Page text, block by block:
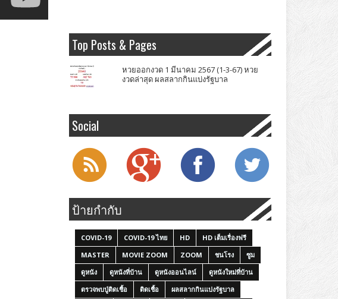
Top Posts & Pages
หวยออกงวด 1 มีนาคม 2567 (1-3-67) หวย
งวดล่าสุด ผลสลากกินแบ่งรัฐบาล
Social
ป้ายกำกับ
COVID-19 COVID-19 ไทย HD
HD เต็มเรื่องฟรี
MASTER
MOVIE ZOOM ZOOM ชนโรง
ซูม
ดูหนัง
ดูหนังที่บ้าน ดูหนังออนไลน์
ดูหนังใหม่ที่บ้าน
ตรวจพบปู่ติดเชื้อ
ติดเชื้อ
ผลสลากกินแบ่งรัฐบาล